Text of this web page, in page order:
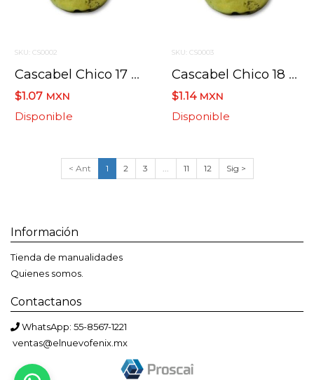
SKU: CS0002
Cascabel Chico 17 Mm No.6
$1.07 MXN
Disponible
SKU: CS0003
Cascabel Chico 18 Mm No.7
$1.14 MXN
Disponible
< Ant 1 2 3 ... 11 12 Sig >
Información
Tienda de manualidades
Quienes somos.
Contactanos
WhatsApp: 55-8567-1221
ventas@elnuevofenix.mx
Bienvenido a El Nuevo Fénix